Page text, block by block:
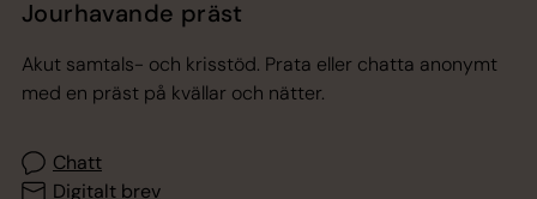
Jourhavande präst
Akut samtals- och krisstöd. Prata eller chatta anonymt
med en präst på kvällar och nätter.
Chatt
Digitalt brev